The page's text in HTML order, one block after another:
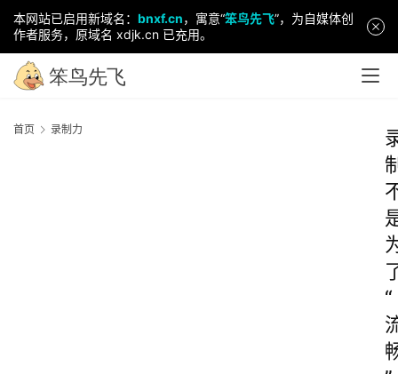
本网站已启用新域名： bnxf.cn，寓意“笨鸟先飞”，为自媒体创
作者服务，原域名 xdjk.cn 已充用。
首页 录制力
“